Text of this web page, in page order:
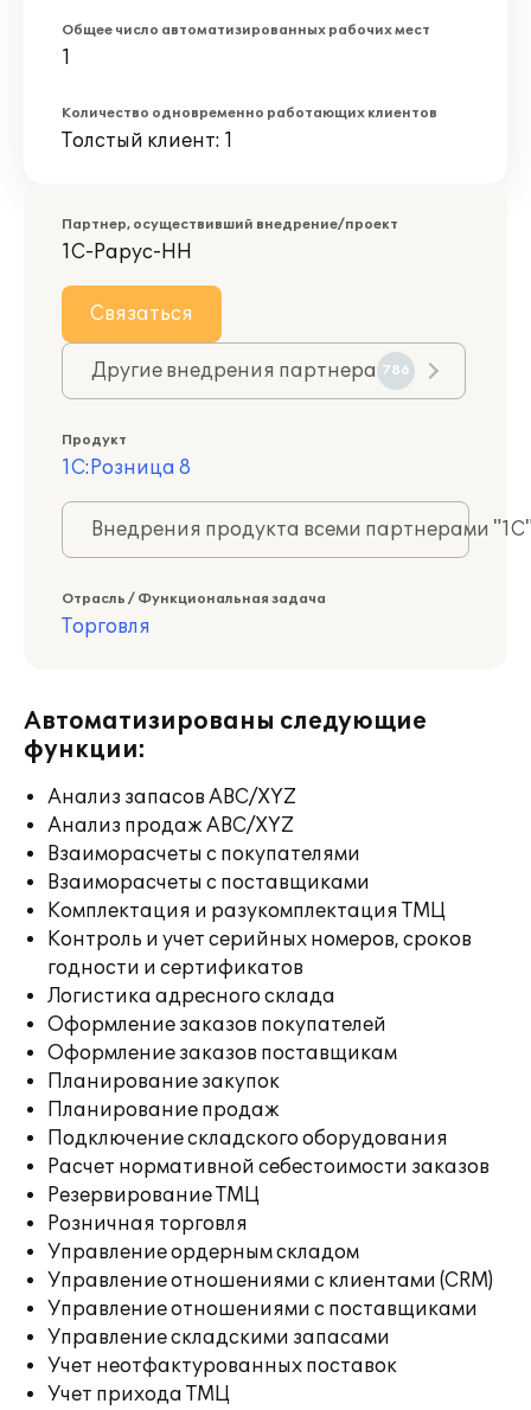
Общее число автоматизированных рабочих мест
1
Количество одновременно работающих клиентов
Толстый клиент: 1
Партнер, осуществивший внедрение/проект
1С-Рарус-НН
Связаться
Другие внедрения партнера 786
Продукт
1С:Розница 8
Внедрения продукта всеми партнерами
Отрасль / Функциональная задача
Торговля
Автоматизированы следующие
функции:
Анализ запасов ABC/XYZ
Анализ продаж ABC/XYZ
Взаиморасчеты с покупателями
Взаиморасчеты с поставщиками
Комплектация и разукомплектация ТМЦ
Контроль и учет серийных номеров, сроков
годности и сертификатов
Логистика адресного склада
Оформление заказов покупателей
Оформление заказов поставщикам
Планирование закупок
Планирование продаж
Подключение складского оборудования
Расчет нормативной себестоимости заказов
Резервирование ТМЦ
Розничная торговля
Управление ордерным складом
Управление отношениями с клиентами (CRM)
Управление отношениями с поставщиками
Управление складскими запасами
Учет неотфактурованных поставок
Учет прихода ТМЦ